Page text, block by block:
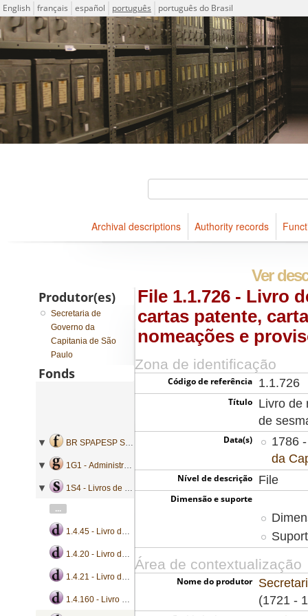
Idioma
English français español português português do Brasil
Descriptions for archival holdings maintained at Arquivo
ICA-AtoM Project
Archival descriptions Authority records
Ver
File 1.1.726 - Livro
cartas patente,
nomeações e
Zona de identificação
Código de referência 1.1.726
Título
Livro de
de
Data(s)
1786
da
Nível de descrição File
Dimensão e suporte
Área de contextualização
Nome do produtor
(1721 -
Produtor(es)
Secretaria de
Governo da
Capitania de São
Paulo
Fonds
BR SPAPESP SEGOVC - Secretaria de Governo da Capitania de São Paulo
1G1 - Administração geral
1S4 - Livros de registro geral de mercês
...
1.4.45 - Livro de registro de alvarás, cartas patente, licenças e provisões
1.4.20 - Livro de registro de cartas patente, cartas de sesmarias, nombramentos e provisões
1.4.21 - Livro de registro de cartas patente, cartas de sesmarias e provisões
1.4.160 - Livro de registro de cartas patente, cartas régias, instruções e provisões